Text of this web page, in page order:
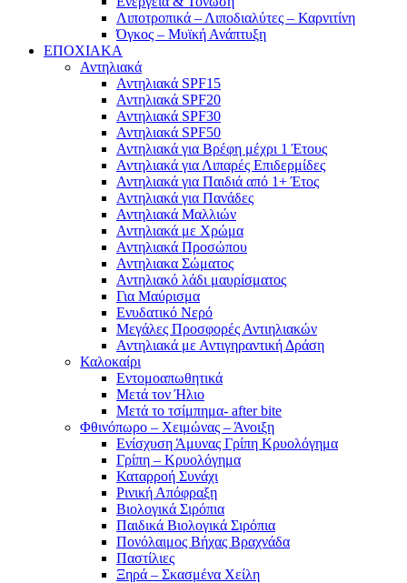
Λιποτροπικά – Λιποδιαλύτες – Καρνιτίνη
Όγκος – Μυϊκή Ανάπτυξη
ΕΠΟΧΙΑΚΑ
Αντηλιακά
Αντηλιακά SPF15
Αντηλιακά SPF20
Αντηλιακά SPF30
Αντηλιακά SPF50
Αντηλιακά για Βρέφη μέχρι 1 Έτους
Αντηλιακά για Λιπαρές Επιδερμίδες
Αντηλιακά για Παιδιά από 1+ Έτος
Αντηλιακά για Πανάδες
Αντηλιακά Μαλλιών
Αντηλιακά με Χρώμα
Αντηλιακά Προσώπου
Αντηλιακα Σώματος
Αντηλιακό λάδι μαυρίσματος
Για Μαύρισμα
Ενυδατικό Νερό
Μεγάλες Προσφορές Αντιηλιακών
Αντηλιακά με Αντιγηραντική Δράση
Καλοκαίρι
Εντομοαπωθητικά
Μετά τον Ήλιο
Μετά το τσίμπημα- after bite
Φθινόπωρο – Χειμώνας – Άνοιξη
Ενίσχυση Άμυνας Γρίπη Κρυολόγημα
Γρίπη – Κρυολόγημα
Καταρροή Συνάχι
Ρινική Απόφραξη
Βιολογικά Σιρόπια
Παιδικά Βιολογικά Σιρόπια
Πονόλαιμος Βήχας Βραχνάδα
Παστίλιες
Ξηρά – Σκασμένα Χείλη